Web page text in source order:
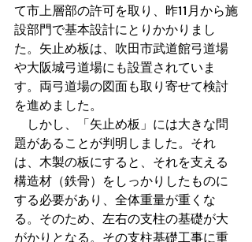
て市上層部の許可を取り、昨11月から施
設部門で基本設計にとりかかりまし
た。矢止め板は、吹田市武道館弓道場
や大阪城弓道場にも設置されていま
す。両弓道場の図面も取り寄せて検討
を進めました。
しかし、「矢止め板」には大きな問
題があることが判明しました。それ
は、木製の板にすると、それを支える
構造材（鉄骨）をしっかりしたものに
する必要があり、全体重量が重くな
る。そのため、左右の支柱の基礎が大
がかりとなる。その支柱基礎工事に重